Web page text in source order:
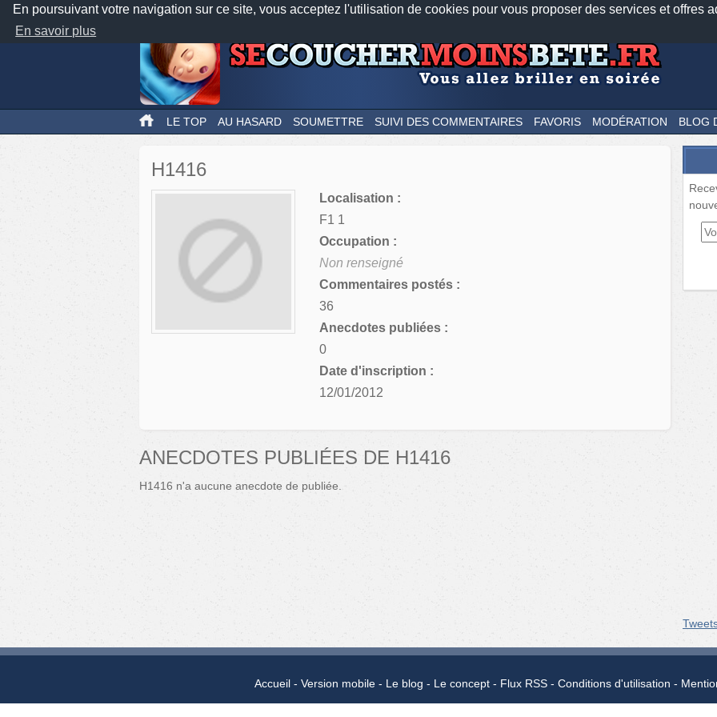
En poursuivant votre navigation sur ce site, vous acceptez l'utilisation de cookies pour vous proposer des services et offres
En savoir plus
Nos applications mobiles Newsletter Facebook
Twitter
LE TOP AU HASARD SOUMETTRE SUIVI DES COMMENTAIRES FAVORIS MODÉRATION BLOG
H1416
Localisation :
F1 1
Occupation :
Non renseigné
Commentaires postés :
36
Anecdotes publiées :
0
Date d'inscription :
12/01/2012
ANECDOTES PUBLIÉES DE H1416
H1416 n'a aucune anecdote de publiée.
Accueil Version mobile Le blog Le concept Flux RSS Conditions d'utilisation